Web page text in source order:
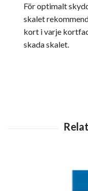
För optimalt
skalet
kort i varje
skada skalet.